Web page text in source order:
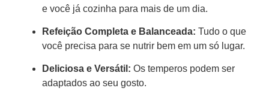
e você já cozinha para mais de um dia.
Refeição Completa e Balanceada: Tudo o que
você precisa para se nutrir bem em um só lugar.
Deliciosa e Versátil: Os temperos podem ser
adaptados ao seu gosto.